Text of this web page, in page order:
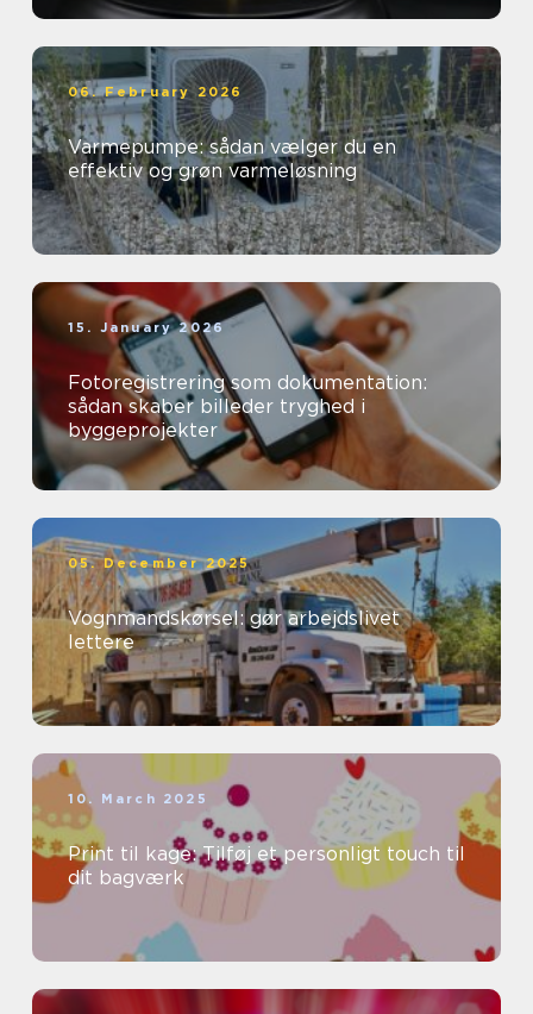
06. February 2026
Varmepumpe: sådan vælger du en
effektiv og grøn varmeløsning
15. January 2026
Fotoregistrering som dokumentation:
sådan skaber billeder tryghed i
byggeprojekter
05. December 2025
Vognmandskørsel: gør arbejdslivet
lettere
10. March 2025
Print til kage: Tilføj et personligt touch til
dit bagværk